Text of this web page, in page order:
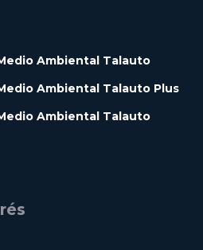
Ambiental Talauto
Ambiental Talauto Plus
Ambiental Talauto